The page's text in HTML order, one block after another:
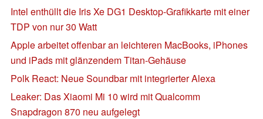
Intel enthüllt die Iris Xe DG1 Desktop-Grafikkarte mit einer
TDP von nur 30 Watt
Apple arbeitet offenbar an leichteren MacBooks, iPhones
und iPads mit glänzendem Titan-Gehäuse
Polk React: Neue Soundbar mit integrierter Alexa
Leaker: Das Xiaomi Mi 10 wird mit Qualcomm
Snapdragon 870 neu aufgelegt